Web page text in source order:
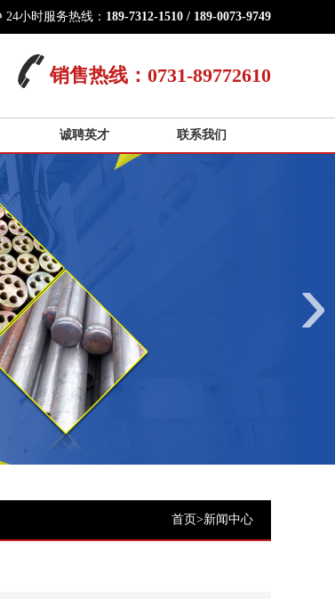
24小时服务热线： 189-7312-1510 / 189-0073-9749
销售热线：0731-89772610
诚聘英才 联系我们
›
首页>新闻中心